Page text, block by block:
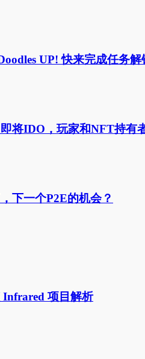
UP! 快来完成任务解
将IDO，玩家和NFT持有
下一个P2E的机会？
Infrared 项目解析